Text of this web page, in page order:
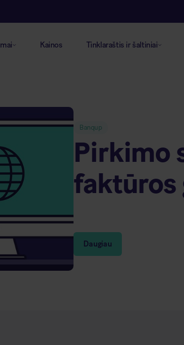
Kainos Tinklaraštis ir šaltiniai
Banqup
Pirkimo
faktūros
Daugiau